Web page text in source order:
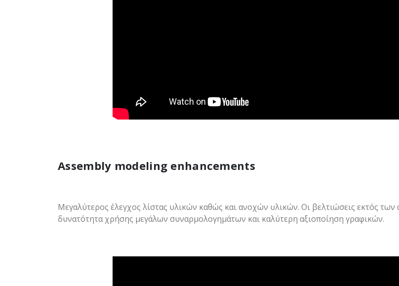
Assembly modeling enhancements
Μεγαλύτερος έλεγχος λίστας υλικών καθώς και ανοχών υλικών. Οι βελτιώσεις εκτός
δυνατότητα χρήσης μεγάλων συναρμολογημάτων και καλύτερη αξιοποίηση γραφικών.